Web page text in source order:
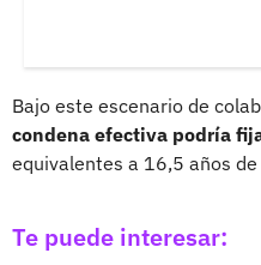
Bajo este escenario de
condena efectiva podría
equivalentes a 16,5 años
Te puede interesar: